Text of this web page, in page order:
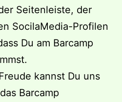
Seitenleiste, der
SocilaMedia-Profilen
Du am Barcamp
kannst Du uns
Barcamp